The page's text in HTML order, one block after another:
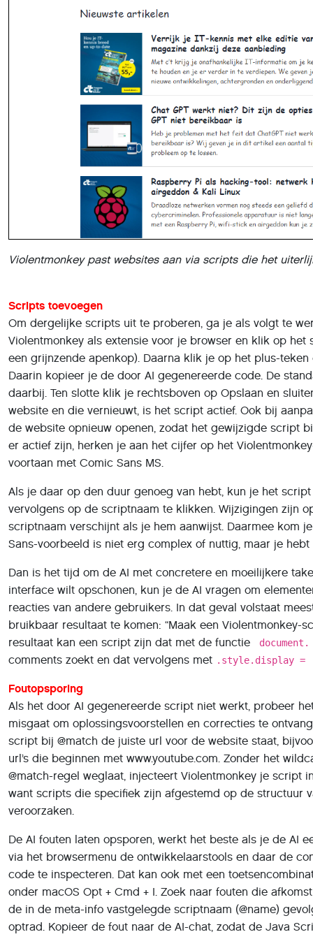
Om dergelijke scripts uit te proberen, ga je als volgt te
Violentmonkey als extensie voor je browser en klik op
een grijnzende apenkop). Daarna klik je op het plus-
Daarin kopieer je de door AI gegenereerde code. De
daarbij. Ten slotte klik je rechtsboven op Opslaan en
website en die vernieuwt, is het script actief. Ook bij
de website opnieuw openen, zodat het gewijzigde script
er actief zijn, herken je aan het cijfer op het
voortaan met Comic Sans MS.
Als je daar op den duur genoeg van hebt, kun je het
vervolgens op de scriptnaam te klikken. Wijzigingen zijn
scriptnaam verschijnt als je hem aanwijst. Daarmee kom
Sans-voorbeeld is niet erg complex of nuttig, maar je
Dan is het tijd om de AI met concretere en moeilijkere
reacties van andere gebruikers. In dat geval volstaat
bruikbaar resultaat te komen: “Maak een Violentmonkey-
resultaat kan een script zijn dat met de functie
comments zoekt en dat vervolgens met .style.display =
Foutopsporing
Als het door AI gegenereerde script niet werkt, probeer
misgaat om oplossingsvoorstellen en correcties te
script bij @match de juiste url voor de website staat,
url’s die beginnen met www.youtube.com. Zonder het
@match-regel weglaat, injecteert Violentmonkey je script
want scripts die specifiek zijn afgestemd op de structuur
veroorzaken.
De AI fouten laten opsporen, werkt het beste als je de AI
via het browsermenu de ontwikkelaarstools en daar de
code te inspecteren. Dat kan ook met een
onder macOS Opt + Cmd + I. Zoek naar fouten die
de in de meta-info vastgelegde scriptnaam (@name)
optrad. Kopieer de fout naar de AI-chat, zodat de Java
maakt voor minder prominente websites of diensten op
over hun structuur en in het wilde weg gaat proberen om
elementen. Daarvoor zijn de ontwikkelaarstools van de
de knop linksboven en vervolgens op een element van
te gaan. Kopieer die naar de AI-chat samen met een
Achter de schermen
Met userscripts kun je interne processen van websites
volgende prompt: “Maak een Violentmonkey-script dat
geïmporteerd en de website hebt vernieuwd, vind je in de
de cookies als melding op de website weergeven die na
plaatsen van cookies direct op de website tonen en hoef
klein div-element als overlay over de website geplaatst
verdween. Zoals altijd geldt: de oplossing kan in jouw
nodig voordat een script werkt. Om meldingen te tonen,
browser gebruiken en berichten genereren die als